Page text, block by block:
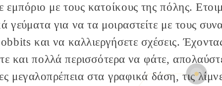
εμπόριο με τους κατοίκους της πόλης.
γεύματα για να τα μοιραστείτε με τους
και να καλλιεργήσετε σχέσεις.
και πολλά περισσότερα να φάτε,
μεγαλοπρέπεια στα γραφικά δάση, τις